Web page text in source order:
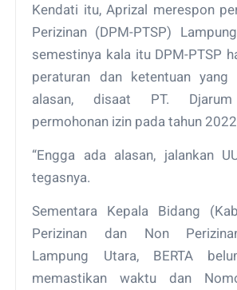
Kendati itu, Aprizal merespon
Perizinan (DPM-PTSP)
semestinya kala itu DPM-PTSP
peraturan dan ketentuan yang
alasan, disaat PT. Djarum
permohonan izin pada tahun
“Engga ada alasan, jalankan
tegasnya.
Sementara Kepala Bidang
Perizinan dan Non
Lampung Utara, BERTA
memastikan waktu dan